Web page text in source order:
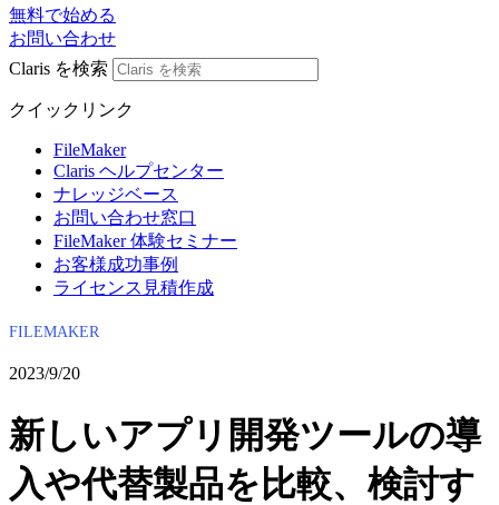
無料で始める
お問い合わせ
Claris を検索
クイックリンク
FileMaker
Claris ヘルプセンター
ナレッジベース
お問い合わせ窓口
FileMaker 体験セミナー
お客様成功事例
ライセンス見積作成
FILEMAKER
2023/9/20
新しいアプリ開発ツールの導
入や代替製品を比較、検討す